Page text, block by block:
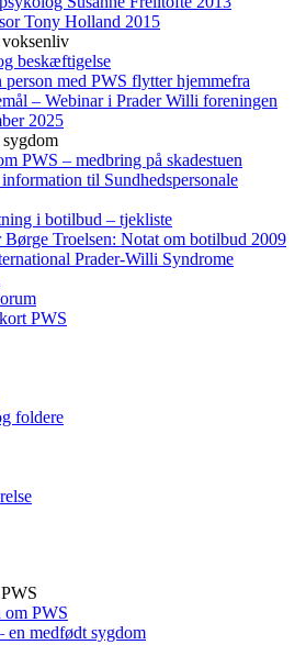
Tony Holland 2015
beskæftigelse
person med PWS flytter hjemmefra
– Webinar i Prader Willi foreningen
2025
PWS – medbring på skadestuen
til Sundhedspersonale
i botilbud – tjekliste
Troelsen: Notat om botilbud 2009
Prader-Willi Syndrome
PWS
foldere
om PWS
en medfødt sygdom